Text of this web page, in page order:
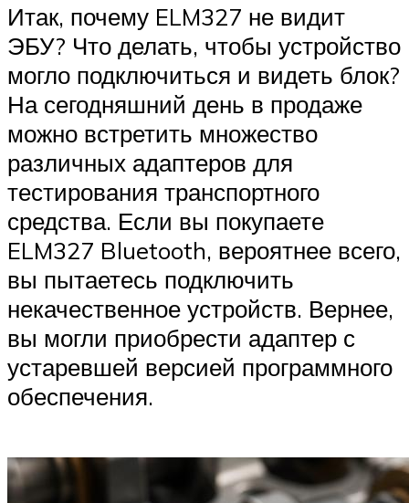
Итак, почему ELM327 не видит
ЭБУ? Что делать, чтобы устройство
могло подключиться и видеть блок?
На сегодняшний день в продаже
можно встретить множество
различных адаптеров для
тестирования транспортного
средства. Если вы покупаете
ELM327 Bluetooth, вероятнее всего,
вы пытаетесь подключить
некачественное устройств. Вернее,
вы могли приобрести адаптер с
устаревшей версией программного
обеспечения.